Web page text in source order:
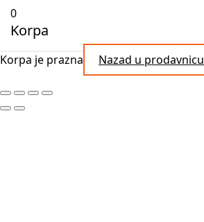
0
Korpa
Korpa je prazna Nazad u prodavnicu